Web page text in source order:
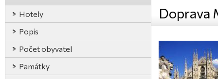
Hotely
Popis
Počet obyvatel
Památky
Doprava